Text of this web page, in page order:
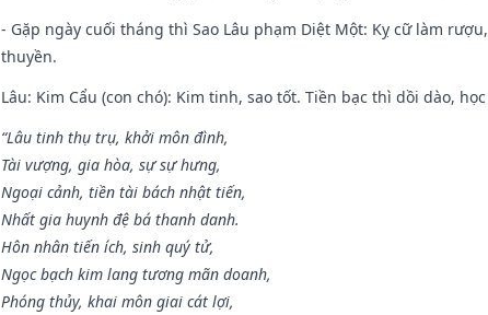
- Gặp ngày cuối tháng thì Sao Lâu phạm Diệt Một: Kỵ cữ làm
thuyền.
Lâu: Kim Cẩu (con chó): Kim tinh, sao tốt. Tiền bạc thì dồi dào,
“Lâu tinh thụ trụ, khởi môn đình,
Tài vượng, gia hòa, sự sự hưng,
Ngoại cảnh, tiền tài bách nhật tiến,
Nhất gia huynh đệ bá thanh danh.
Hôn nhân tiến ích, sinh quý tử,
Ngọc bạch kim lang tương mãn doanh,
Phóng thủy, khai môn giai cát lợi,